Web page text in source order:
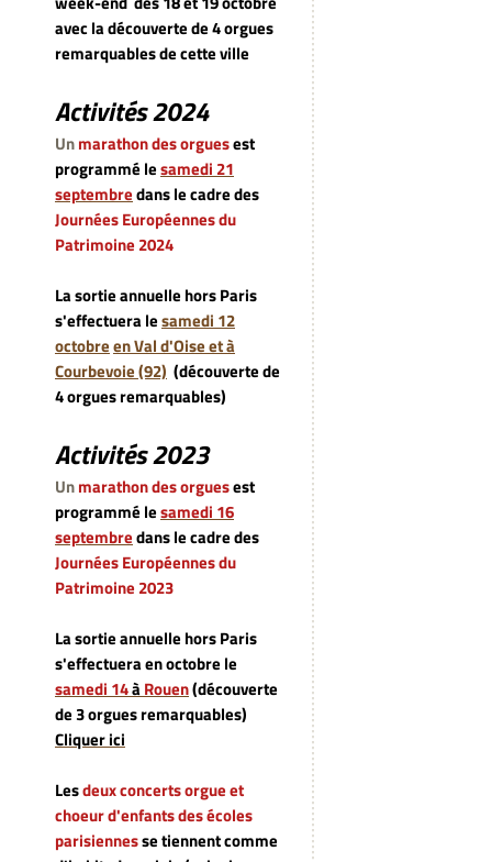
avec la découverte de 4 orgues
remarquables de cette ville
Activités 2024
Unmarathon des orguesest
programmé lesamedi 21
septembredans le cadre des
Journées Européennes du
Patrimoine 2024
La sortie annuelle hors Paris
s'effectuera lesamedi 12
octobreen Val d'Oise et à
Courbevoie (92) (découverte de
4 orgues remarquables)
Activités 2023
Unmarathon des orguesest
programmé lesamedi 16
septembredans le cadre des
Journées Européennes du
Patrimoine 2023
La sortie annuelle hors Paris
s'effectuera en octobre le
samedi 14àRouen(découverte
de 3 orgues remarquables)
Cliquer ici
Lesdeux concerts orgue et
choeur d'enfants des écoles
parisiennesse tiennent comme